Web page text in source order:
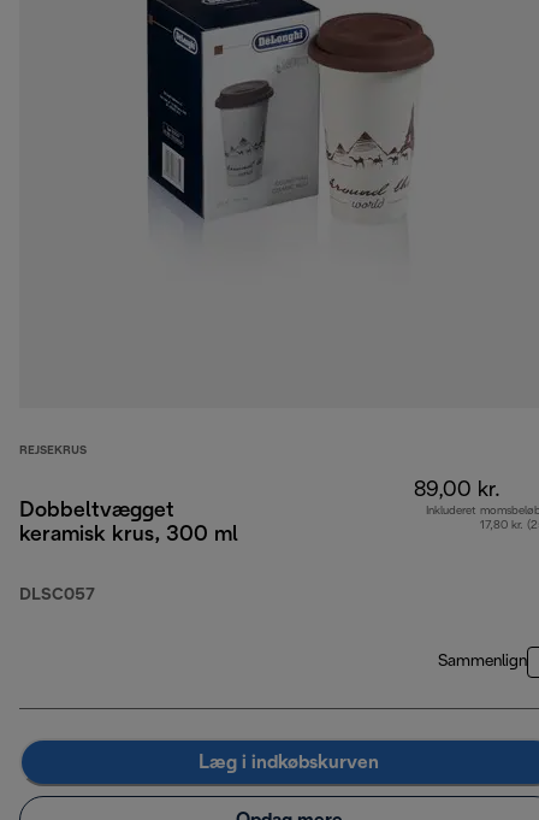
REJSEKRUS
Dobbeltvægget
keramisk krus, 300 ml
DLSC057
89,00 kr.
Inkluderet
17,80 kr.
Sammenlign
Læg i indkøbskurven